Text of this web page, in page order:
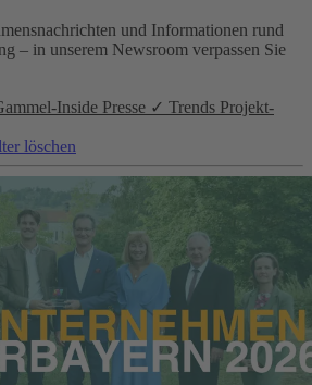
und Informationen rund
– in unserem Newsroom verpassen Sie
Inside Presse ✓ Trends Projekt-
löschen